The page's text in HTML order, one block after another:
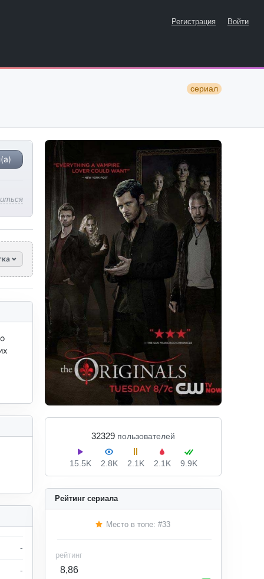
Регистрация Войти
сериал
32329 пользователей
15.5K 2.8K 2.1K 2.1K 9.9K
Рейтинг сериала
Место в топе: #33
рейтинг
8,86
-
-